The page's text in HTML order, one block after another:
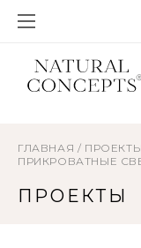
ГЛАВНАЯ / ПРОЕКТЫ
ПРИКРОВАТНЫЕ
ПРОЕКТЫ